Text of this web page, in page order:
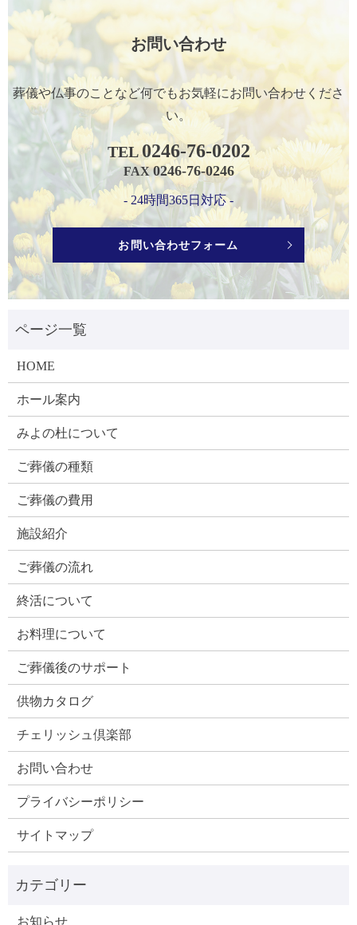
お問い合わせ
葬儀や仏事のことなど何でもお気軽にお問い合わせくださ
い。
TEL0246-76-0202
FAX0246-76-0246
- 24時間365日対応 -
お問い合わせフォーム
HOME
ホール案内
みよの杜について
ご葬儀の種類
ご葬儀の費用
施設紹介
ご葬儀の流れ
終活について
お料理について
ご葬儀後のサポート
供物カタログ
チェリッシュ倶楽部
お問い合わせ
プライバシーポリシー
サイトマップ
お知らせ